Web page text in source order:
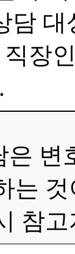
담
장
은 변
는
참